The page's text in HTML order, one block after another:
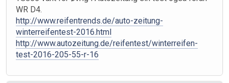
WR D4.
http://www.reifentrends.de/auto-zeitung-
winterreifentest-2016.html
http://www.autozeitung.de/reifentest/winterreifen-
test-2016-205-55-r-16